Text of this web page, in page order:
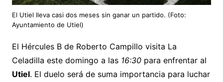
El Utiel lleva casi dos meses sin ganar un partido. (Foto:
Ayuntamiento de Utiel)
El Hércules B de Roberto Campillo visita La
Celadilla este domingo a las 16:30para enfrentar al
Utiel. El duelo será de suma importancia para luchar